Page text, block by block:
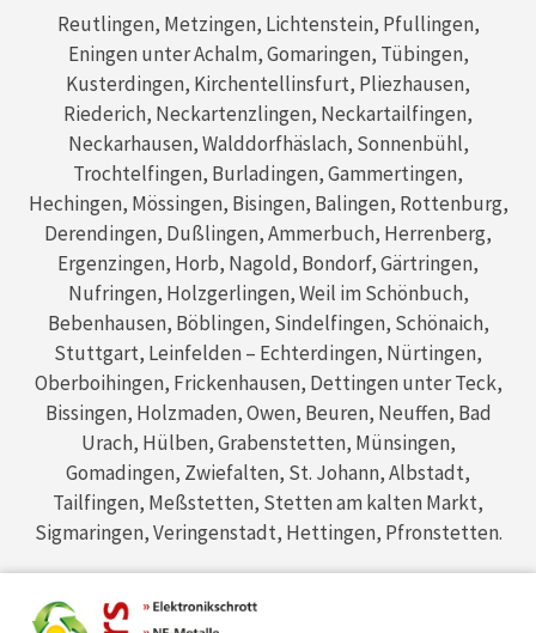
Reutlingen, Metzingen, Lichtenstein, Pfullingen,
Eningen unter Achalm, Gomaringen, Tübingen,
Kusterdingen, Kirchentellinsfurt, Pliezhausen,
Riederich, Neckartenzlingen, Neckartailfingen,
Neckarhausen, Walddorfhäslach, Sonnenbühl,
Trochtelfingen, Burladingen, Gammertingen,
Hechingen, Mössingen, Bisingen, Balingen, Rottenburg,
Derendingen, Dußlingen, Ammerbuch, Herrenberg,
Ergenzingen, Horb, Nagold, Bondorf, Gärtringen,
Nufringen, Holzgerlingen, Weil im Schönbuch,
Bebenhausen, Böblingen, Sindelfingen, Schönaich,
Stuttgart, Leinfelden – Echterdingen, Nürtingen,
Oberboihingen, Frickenhausen, Dettingen unter Teck,
Bissingen, Holzmaden, Owen, Beuren, Neuffen, Bad
Urach, Hülben, Grabenstetten, Münsingen,
Gomadingen, Zwiefalten, St. Johann, Albstadt,
Tailfingen, Meßstetten, Stetten am kalten Markt,
Sigmaringen, Veringenstadt, Hettingen, Pfronstetten.